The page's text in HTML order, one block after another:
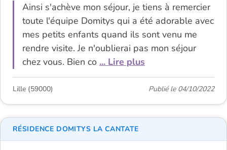
Ainsi s'achève mon séjour, je tiens à remercier
toute l'équipe Domitys qui a été adorable avec
mes petits enfants quand ils sont venu me
rendre visite. Je n'oublierai pas mon séjour
chez vous. Bien co ... Lire plus
Lille (59000) Publié le 04/10/2022
RÉSIDENCE DOMITYS LA CANTATE